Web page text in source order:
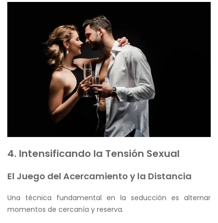
4. Intensificando la Tensión Sexual
El Juego del Acercamiento y la Distancia
Una técnica fundamental en la seducción es alternar
momentos de cercanía y reserva.